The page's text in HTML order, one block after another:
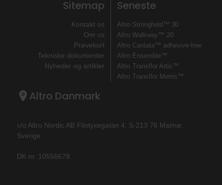
Sitemap
Kontakt os
Om os
Prøvekort
Tekniske dokumenter
Nyheder og artikler
Seneste
Altro Stronghold™ 30
Altro Walkway™ 20
Altro Cantata™ adhesive‐free
Altro Ensemble™
Altro Transflor Artis™
Altro Transflor Metris™
Altro Danmark
c/o Altro Nordic AB Flintyxegatan 4, S-213 76 Malmø,
Sverige
DK nr.:10556678